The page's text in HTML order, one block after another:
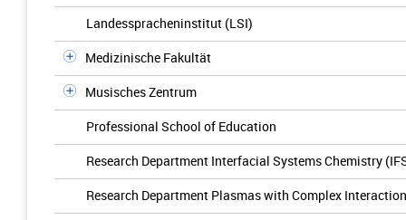
Landesspracheninstitut (LSI)
Medizinische Fakultät
Musisches Zentrum
Professional School of Education
Research Department Interfacial Systems Chemistry
Research Department Plasmas with Complex